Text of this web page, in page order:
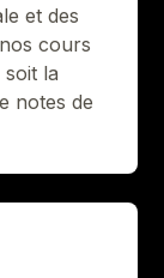
3:47
et des
cours
la
notes de